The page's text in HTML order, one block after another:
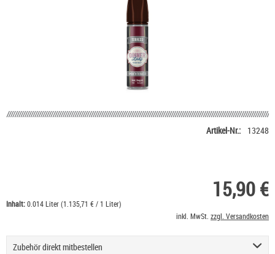
Artikel-Nr.: 13248
15,90 €
Inhalt:0.014 Liter (1.135,71 € / 1 Liter)
inkl. MwSt. zzgl. Versandkosten
Zubehör direkt mitbestellen